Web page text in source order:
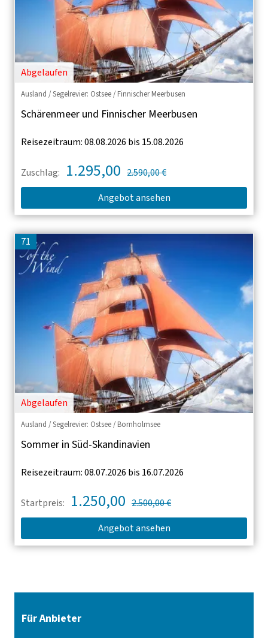
Abgelaufen
Ausland / Segelrevier: Ostsee / Finnischer Meerbusen
Schärenmeer und Finnischer Meerbusen
Reisezeitraum: 08.08.2026 bis 15.08.2026
Zuschlag: 1.295,00 2.590,00 €
Angebot ansehen
71
Abgelaufen
Ausland / Segelrevier: Ostsee / Bornholmsee
Sommer in Süd-Skandinavien
Reisezeitraum: 08.07.2026 bis 16.07.2026
Startpreis: 1.250,00 2.500,00 €
Angebot ansehen
Für Anbieter